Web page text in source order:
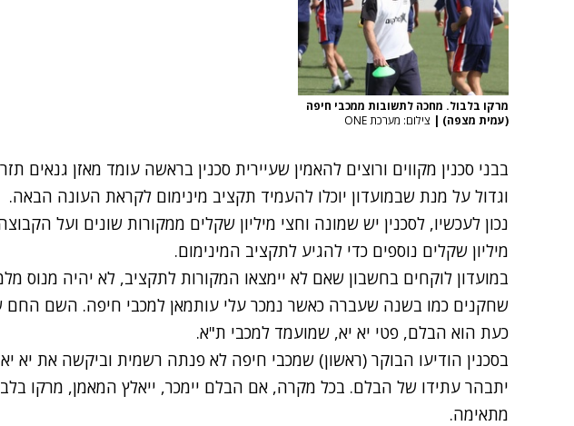
מרקו בלבול. מחכה לתשובות ממכבי חיפה
(עמית מצפה) | צילום: מערכת ONE
בבני סכנין מקווים ורוצים להאמין שעיירית סכנין בראשה עומד מאזן גנאים
וגדול על מנת שבמועדון יוכלו להעמיד תקציב מינימום לקראת העונה הבאה.
נכון לעכשיו, לסכנין יש שמונה וחצי מיליון שקלים ממקורות שונים ועל
מיליון שקלים נוספים כדי להגיע לתקציב המינימום.
במועדון לוקחים בחשבון שאם לא יימצאו המקורות לתקציב, לא יהיה מנוס
שחקנים כמו בשנה שעברה כאשר נמכר עלי עותמאן למכבי חיפה. השם החם
כעת הוא הבלם, פטי יא יא, שמועמד למכבי ת"א.
בסכנין הודיעו הבוקר (ראשון) שמכבי חיפה לא פנתה רשמית וביקשה את יא
יתבהר עתידו של הבלם. בכל מקרה, אם הבלם יימכר, ייאלץ המאמן, מרקו
מתאימה.